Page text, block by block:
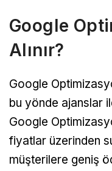
Google
Alınır?
Google
bu yönde ajanslar
Google
fiyatlar üzerinden
müşterilere geniş